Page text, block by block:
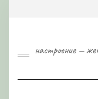
настроение —